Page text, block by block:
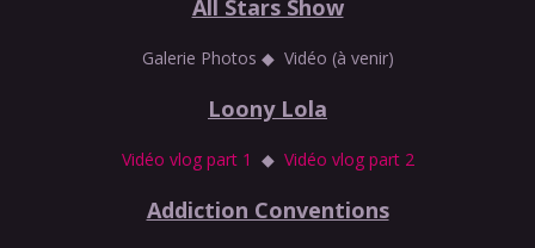
All Stars Show
Galerie Photos ◆ Vidéo (à venir)
Loony Lola
Vidéo vlog part 1 ◆ Vidéo vlog part 2
Addiction Conventions